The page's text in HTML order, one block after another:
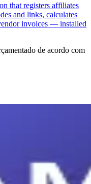
that registers affiliates
and links, calculates
invoices — installed
de acordo com